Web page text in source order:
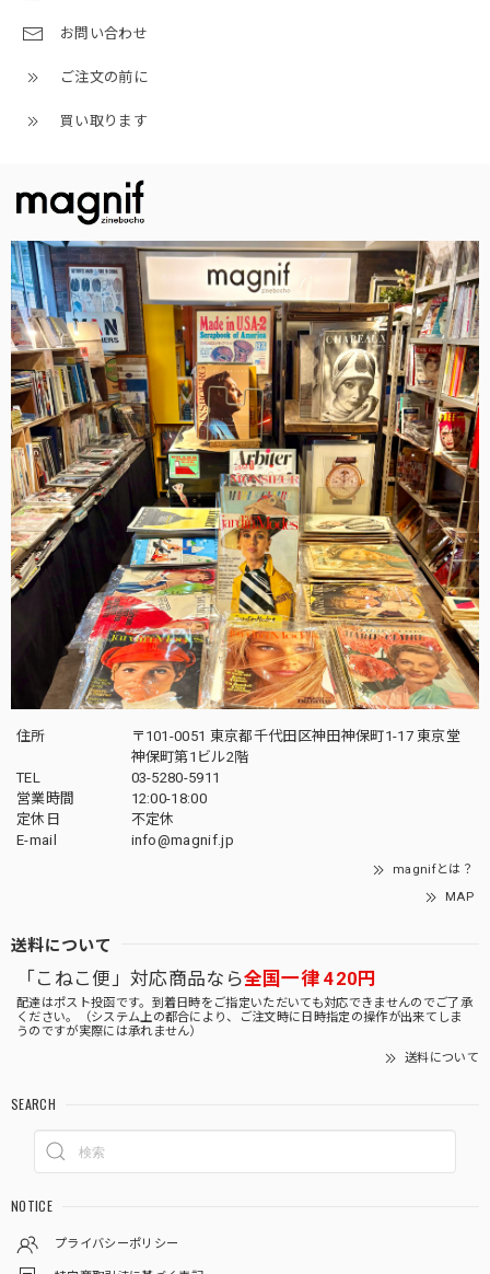
お問い合わせ
ご注文の前に
買い取ります
住所
〒101-0051 東京都千代田区神田神保町1-17 東京堂
神保町第1ビル2階
TEL
03-5280-5911
営業時間
12:00-18:00
定休日
不定休
E-mail
info@magnif.jp
magnifとは？
MAP
送料について
「こねこ便」対応商品なら全国一律 420円
配達はポスト投函です。到着日時をご指定いただいても対応できませんのでご了承
ください。（システム上の都合により、ご注文時に日時指定の操作が出来てしま
うのですが実際には承れません）
送料について
SEARCH
NOTICE
プライバシーポリシー